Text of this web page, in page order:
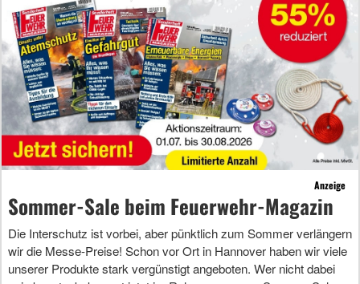
Anzeige
Sommer-Sale beim Feuerwehr-Magazin
Die Interschutz ist vorbei, aber pünktlich zum Sommer verlängern
wir die Messe-Preise! Schon vor Ort in Hannover haben wir viele
unserer Produkte stark vergünstigt angeboten. Wer nicht dabei